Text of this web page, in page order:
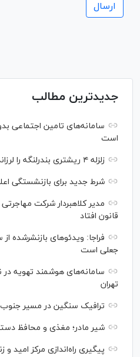
جدیدترین مطالب
سامانه‌های تامین اجتماعی
است
زلزله ۴ ریشتری بندرلنگه را لرزاند
شرط جدید برای بازنشستگی
قانون افتاد
فراجا: ویدئو‌های بازنشرشده
جعلی است
سامانه‌های هوشمند تهویه
تهران
ترافیک سنگین در مسیر
شیر مادر؛ مغذی و محافظ
پیگیری راه‌اندازی مرکز امید